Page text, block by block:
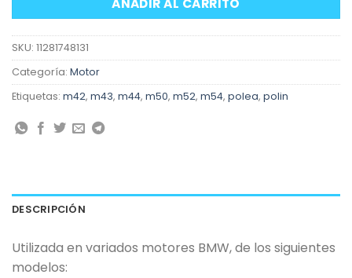
AÑADIR AL CARRITO
SKU: 11281748131
Categoría: Motor
Etiquetas: m42, m43, m44, m50, m52, m54, polea, polin
DESCRIPCIÓN
Utilizada en variados motores BMW, de los siguientes
modelos: